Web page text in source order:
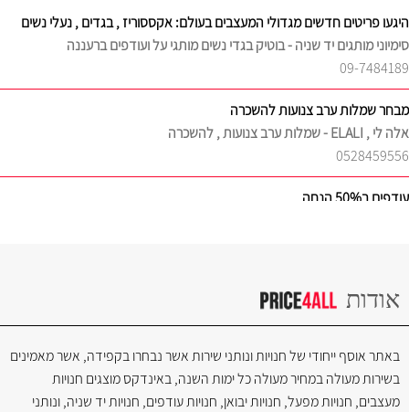
סימיוני מותגים יד שניה - בוטיק בגדי נשים מותגי על ועודפים ברעננה
09-7484189
מבחר שמלות ערב צנועות להשכרה
אלה לי , ELALI - שמלות ערב צנועות , להשכרה
0528459556
עודפים ב50% הנחה
טלנה - שמלות ערב וכלה למכירה להשכרה בעיצוב אישי
אודות
באתר אוסף ייחודי של חנויות ונותני שירות אשר נבחרו בקפידה, אשר מאמינים
בשירות מעולה במחיר מעולה כל ימות השנה, באינדקס מוצגים חנויות
מעצבים, חנויות מפעל, חנויות יבואן, חנויות עודפים, חנויות יד שניה, ונותני